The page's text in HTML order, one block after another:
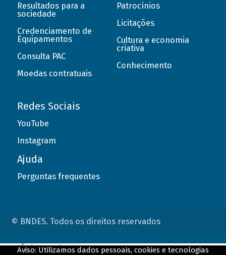
Resultados para a
sociedade
Credenciamento de
Equipamentos
Consulta PAC
Moedas contratuais
Patrocínios
Licitações
Cultura e economia
criativa
Conhecimento
Redes Sociais
YouTube
Instagram
Ajuda
Perguntas frequentes
© BNDES. Todos os direitos reservados
Aviso: Utilizamos dados pessoais, cookies e tecnologias
ConteÃºdo complementar